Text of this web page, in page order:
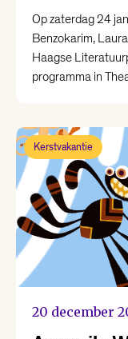
Op zaterdag 24
Benzokarim,
Haagse
programma in
Kerstvakantie
20 december